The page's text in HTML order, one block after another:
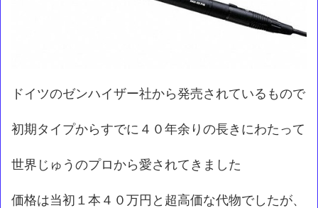
ドイツのゼンハイザー社から発売されているもので
初期タイプからすでに４０年余りの長きにわたって
世界じゅうのプロから愛されてきました
価格は当初１本４０万円と超高価な代物でしたが、